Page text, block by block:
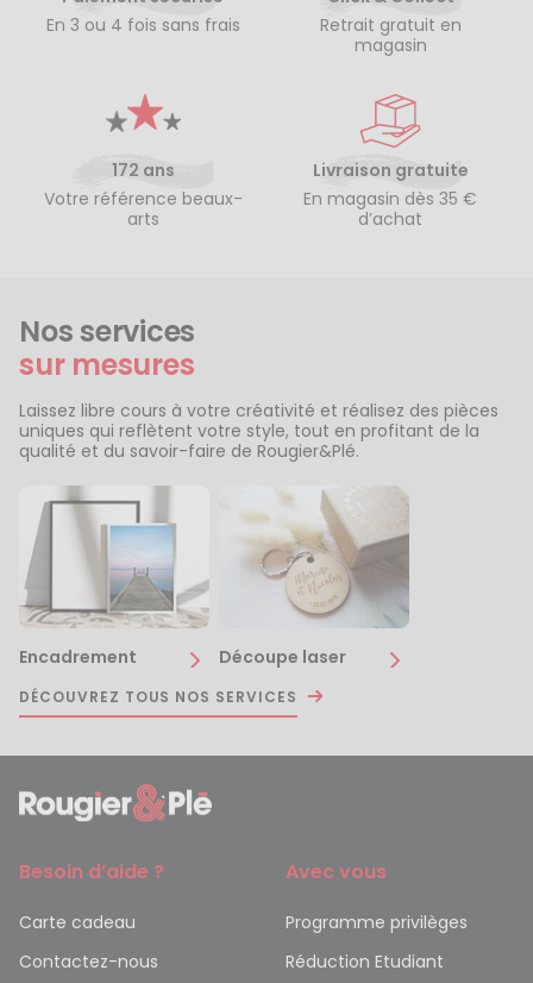
En 3 ou 4 fois sans frais
Retrait gratuit en
magasin
172 ans
Votre référence beaux-
arts
Livraison gratuite
En magasin dès 35 €
d’achat
Nos services
sur mesures
Laissez libre cours à votre créativité et réalisez des pièces
uniques qui reflètent votre style, tout en profitant de la
qualité et du savoir-faire de Rougier&Plé.
Encadrement Découpe laser
DÉCOUVREZ TOUS NOS SERVICES
Besoin d’aide ?
Carte cadeau
Contactez-nous
Avec vous
Programme privilèges
Réduction Etudiant